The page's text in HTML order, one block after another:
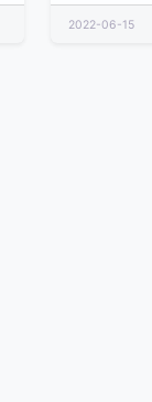
2022-06-15